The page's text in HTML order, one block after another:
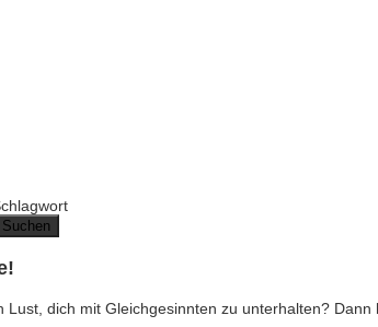
dich mit Gleichgesinnten zu unterhalten?